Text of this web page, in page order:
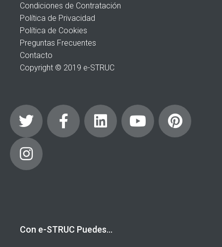
Condiciones de Contratación
Política de Privacidad
Política de Cookies
Preguntas Frecuentes
Contacto
Copyright © 2019 e-STRUC
Con e-STRUC Puedes…